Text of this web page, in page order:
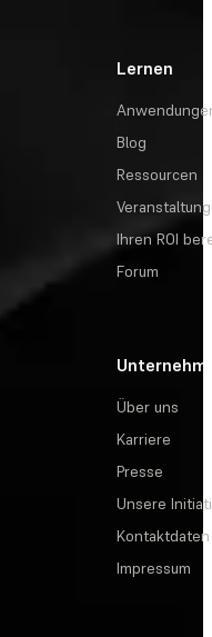
Lernen
Blog
Ressourcen
Ihren ROI
Forum
Über uns
Karriere
Presse
Unsere
Kontaktdaten
Impressum